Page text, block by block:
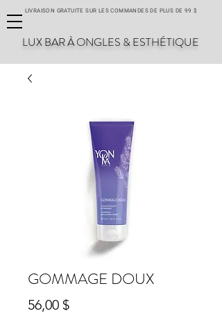
LIVRAISON GRATUITE SUR LES COMMANDES DE PLUS DE 99 $
LUX BAR À ONGLES & ESTHÉTIQUE
GOMMAGE DOUX
56,00 $Prix